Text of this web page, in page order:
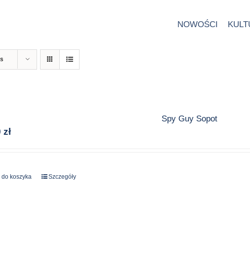
NOWOŚCI
Spy Guy Sopot
zł
do koszyka Szczegóły